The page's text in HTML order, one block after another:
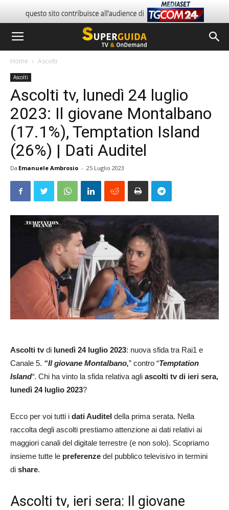
Home Ascolti
Ascolti
Ascolti tv, lunedì 24 luglio
2023: Il giovane Montalbano
(17.1%), Temptation Island
(26%) | Dati Auditel
Da Emanuele Ambrosio - 25 Luglio 2023
Ascolti tvdi lunedì 24 luglio 2023: nuova sfida tra Rai1 e
Canale 5. “Il giovane Montalbano,” contro “Temptation
Island“. Chi ha vinto la sfida relativa agli ascolti tv di ieri sera,
lunedì 24 luglio 2023?
Ecco per voi tutti i dati Auditel della prima serata. Nella
raccolta degli ascolti prestiamo attenzione ai dati relativi ai
maggiori canali del digitale terrestre (e non solo). Scopriamo
insieme tutte le preferenze del pubblico televisivo in termini
di share.
Ascolti tv, ieri sera: Il giovane